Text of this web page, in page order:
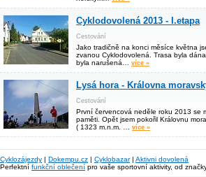
Cyklodovolená 2013 - I.etapa
Cestování
Jako tradičně na konci měsíce května
zvanou Cyklodovolená. Trasa byla
byla narušená… více »
Lysá hora - Královna
Cestování
První červencová neděle roku 2013 se
paměti. Opět jsem pokořil Královnu
( 1323 m.n.m. … více »
Cyklozájezdy | Dokempu.cz | Cyklobazar| Aktivni dovolená
Perfektní funkční oblečení pro vaše sportovní aktivity, od značky